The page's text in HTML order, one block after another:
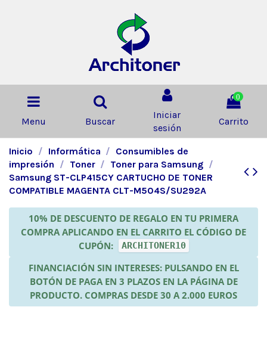
Menu Buscar
Iniciar
sesión
0
Carrito
Inicio Informática
Consumibles de
impresión
Toner
Toner para Samsung
Samsung ST-CLP415CY CARTUCHO DE TONER
COMPATIBLE MAGENTA CLT-M504S/SU292A
10% DE DESCUENTO DE REGALO EN TU PRIMERA
COMPRA APLICANDO EN EL CARRITO EL CÓDIGO DE
CUPÓN:
ARCHITONER10
FINANCIACIÓN SIN INTERESES: PULSANDO EN EL
BOTÓN DE PAGA EN 3 PLAZOS EN LA PÁGINA DE
PRODUCTO. COMPRAS DESDE 30 A 2.000 EUROS